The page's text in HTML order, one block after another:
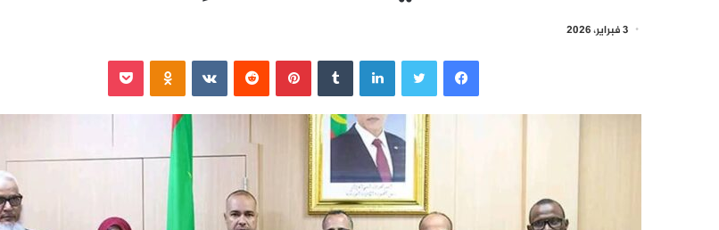
3 فبراير، 2026
فيسبوك لينكدإن بينتيريست